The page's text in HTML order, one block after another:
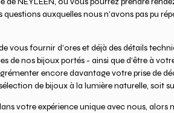
auxquelles nous n'avons pas pu
vous fournir d'ores et déjà des détails
de nos bijoux portés - ainsi que d'être à
encore davantage votre prise de
de bijoux à la lumière naturelle, soit
votre expérience unique avec nous, alors